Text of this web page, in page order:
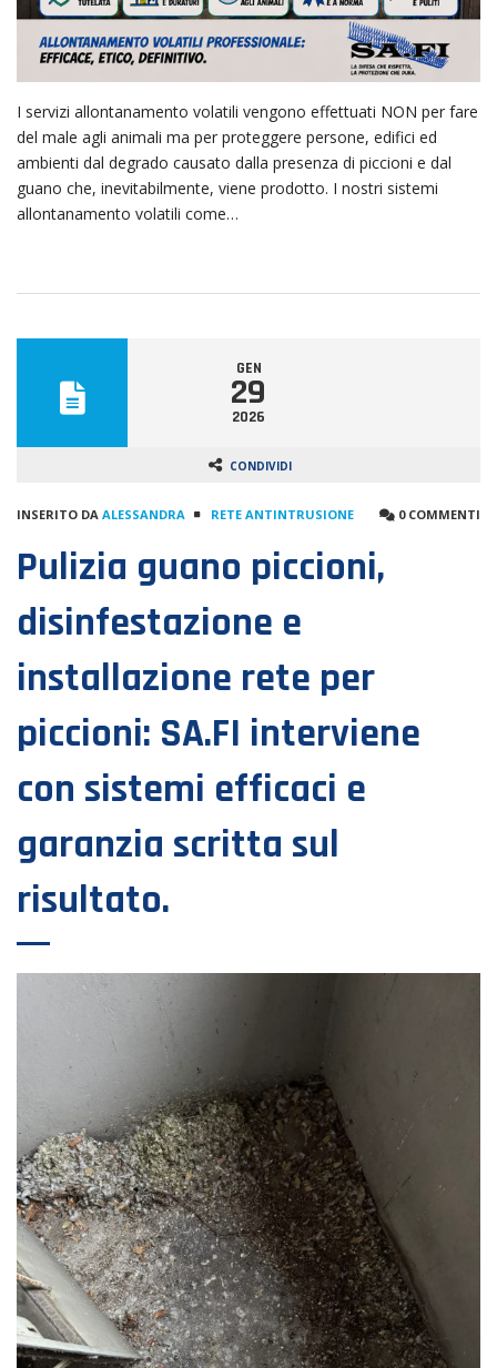
I servizi allontanamento volatili vengono effettuati NON per fare
del male agli animali ma per proteggere persone, edifici ed
ambienti dal degrado causato dalla presenza di piccioni e dal
guano che, inevitabilmente, viene prodotto. I nostri sistemi
allontanamento volatili come…
GEN
29
2026
CONDIVIDI
INSERITO DA ALESSANDRA RETE ANTINTRUSIONE 0 COMMENTI
Pulizia guano piccioni,
disinfestazione e
installazione rete per
piccioni: SA.FI interviene
con sistemi efficaci e
garanzia scritta sul
risultato.